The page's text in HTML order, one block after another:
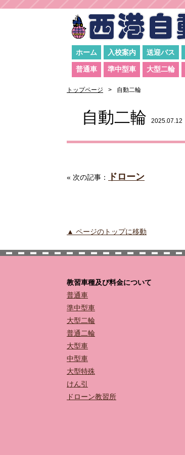
ホーム 入校案内 送迎バス
普通車 準中型車 大型二輪
トップページ 自動二輪
自動二輪 2025.07.12
« 次の記事： ドローン
▲ ページのトップに移動
教習車種及び料金について
普通車
準中型車
大型二輪
普通二輪
大型車
中型車
大型特殊
けん引
ドローン教習所